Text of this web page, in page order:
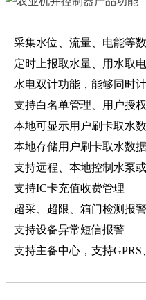
采集水位、流量、电能等
定时上报取水量、用水取
水电双计功能，能够同时
支持白名单管理、用户授
本地可显示用户刷卡取水
本地存储用户刷卡取水数据
支持远程、本地控制水泵
支持IC卡充值收费管理
超采、超限、箱门检测报警
支持设备异常短信报警
支持主备中心，支持